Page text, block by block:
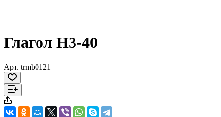
Глагол Н3-40
Арт. trmb0121